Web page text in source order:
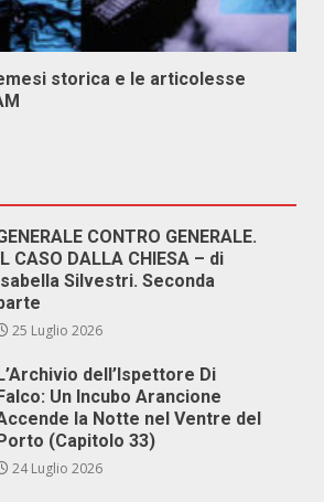
storica e le articolesse
CONTRO GENERALE.
CASO DALLA CHIESA – di
Silvestri. Seconda
25 Luglio 2026
dell’Ispettore Di
Un Incubo Arancione
la Notte nel Ventre del
(Capitolo 33)
24 Luglio 2026